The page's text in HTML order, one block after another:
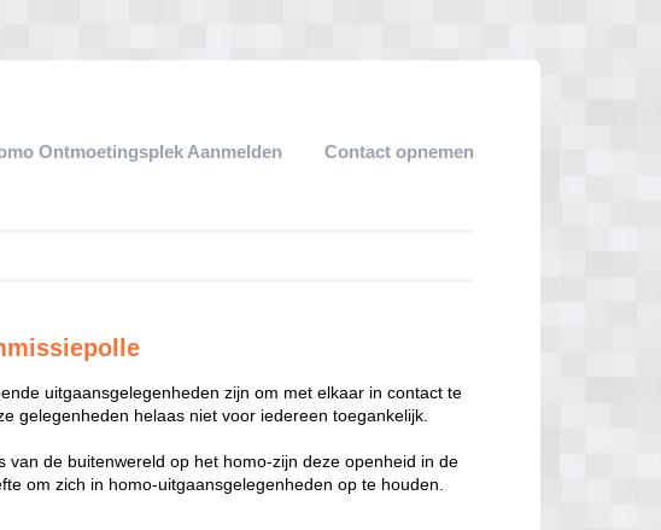
Ontmoetingsplek Aanmelden Contact opnemen
uitgaansgelegenheden zijn om met elkaar in contact te
gelegenheden helaas niet voor iedereen toegankelijk.
de buitenwereld op het homo-zijn deze openheid in de
om zich in homo-uitgaansgelegenheden op te houden.